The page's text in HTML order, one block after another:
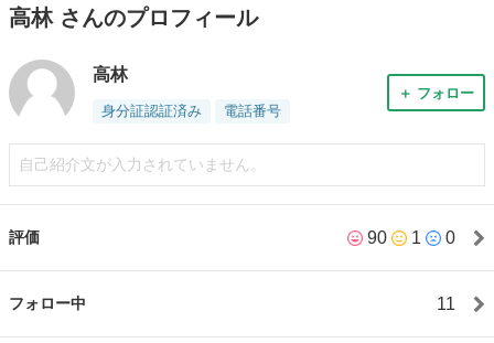
高林 さんのプロフィール
高林
身分証認証済み 電話番号
＋ フォロー
自己紹介文が入力されていません。
評価 90 1 0
フォロー中 11